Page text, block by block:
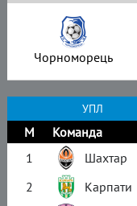
Чорноморець
УПЛ
М Команда
1
Шахтар
2
Карпати